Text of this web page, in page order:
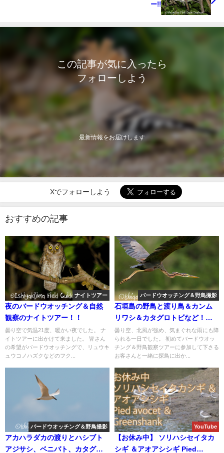
ー!!
この記事が気に入ったら
フォローしよう
最新情報をお届けします
Xでフォローしよう
おすすめの記事
ナイトツアー
夜のバードウオッチング＆自然
観察のナイトツアー！！
曇り空で気温21度、暖かい夜でした。 ナ
イトツアーに出かけて来ました。 皆さん
の希望がバードウオッチングで、リュウキ
ュウコノハズクなどのフク...
バードウオッチング＆野鳥撮影
石垣島の野鳥と渡り鳥＆カンム
リワシ＆カタグロトビなど！！
バードウオッチング＆野鳥撮
影。
曇り空、北風が強め、気まぐれな雨にも降
られる一日でした。 初めてバードウオッ
チング＆野鳥観察ツアーに参加して下さる
お客さんと一緒に探鳥に出か...
バードウオッチング＆野鳥撮影
アカハラダカの渡りとハシブト
アジサシ、ベニバト、カタグロ
YouTube
【お休み中】 ソリハシセイタカ
シギ ＆アオアシシギ Pied